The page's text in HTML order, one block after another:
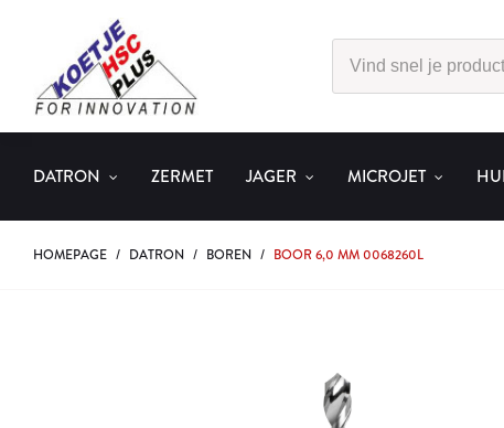
DATRON ZERMET JAGER MICROJET
HOMEPAGE / DATRON / BOREN / BOOR 6,0 MM 0068260L